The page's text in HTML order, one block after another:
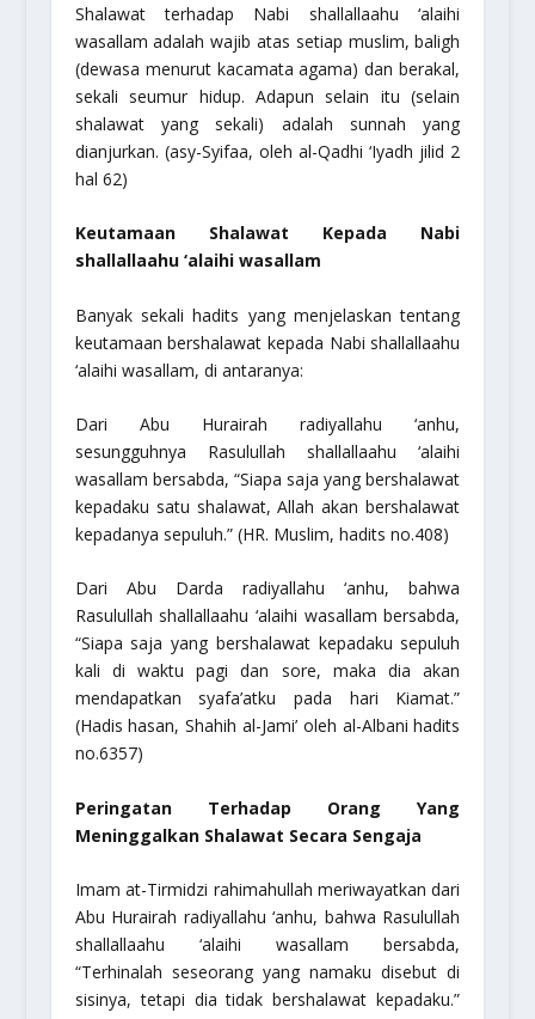
Shalawat terhadap Nabi shallallaahu ‘alaihi
wasallam adalah wajib atas setiap muslim, baligh
(dewasa menurut kacamata agama) dan berakal,
sekali seumur hidup. Adapun selain itu (selain
shalawat yang sekali) adalah sunnah yang
dianjurkan. (asy-Syifaa, oleh al-Qadhi ‘Iyadh jilid 2
hal 62)
Keutamaan Shalawat Kepada Nabi
shallallaahu ‘alaihi wasallam
Banyak sekali hadits yang menjelaskan tentang
keutamaan bershalawat kepada Nabi shallallaahu
‘alaihi wasallam, di antaranya:
Dari Abu Hurairahradiyallahu ‘anhu,
sesungguhnya Rasulullah shallallaahu ‘alaihi
wasallam bersabda, “Siapa saja yang bershalawat
kepadaku satu shalawat, Allah akan bershalawat
kepadanya sepuluh.”(HR. Muslim, hadits no.408)
Dari Abu Dardaradiyallahu ‘anhu, bahwa
Rasulullah shallallaahu ‘alaihi wasallam bersabda,
“Siapa saja yang bershalawat kepadaku sepuluh
kali di waktu pagi dan sore, maka dia akan
mendapatkan syafa’atku pada hari Kiamat.”
(Hadis hasan, Shahih al-Jami’ oleh al-Albani hadits
no.6357)
Peringatan Terhadap Orang Yang
Meninggalkan Shalawat Secara Sengaja
Imam at-Tirmidzi rahimahullah meriwayatkan dari
Abu Hurairah radiyallahu ‘anhu, bahwa Rasulullah
shallallaahu ‘alaihi wasallam bersabda,
“Terhinalah seseorang yang namaku disebut di
sisinya, tetapi dia tidak bershalawat kepadaku.”